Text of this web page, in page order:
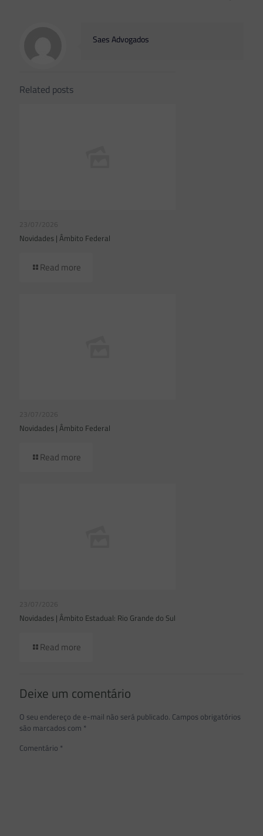
Saes Advogados
Related posts
23/07/2026
Novidades | Âmbito Federal
Read more
23/07/2026
Novidades | Âmbito Federal
Read more
23/07/2026
Novidades | Âmbito Estadual: Rio Grande do Sul
Read more
Deixe um comentário
O seu endereço de e-mail não será publicado. Campos obrigatórios
são marcados com *
Comentário *